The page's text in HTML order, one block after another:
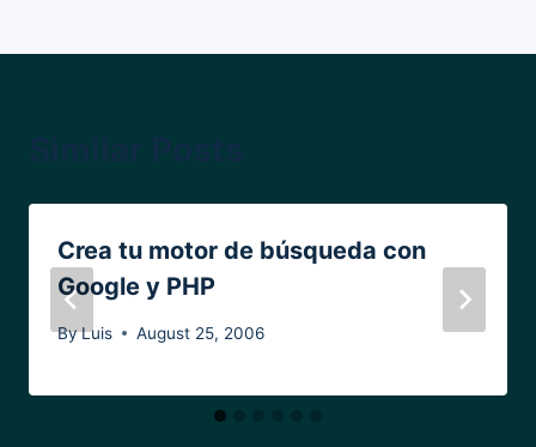
Crea tu motor de búsqueda con
Google y PHP
ByLuis August 25, 2006